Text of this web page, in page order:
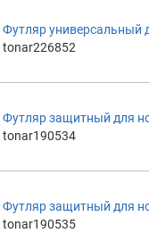
Футляр универсальный
tonar226852
Футляр защитный для
tonar190534
Футляр защитный для
tonar190535